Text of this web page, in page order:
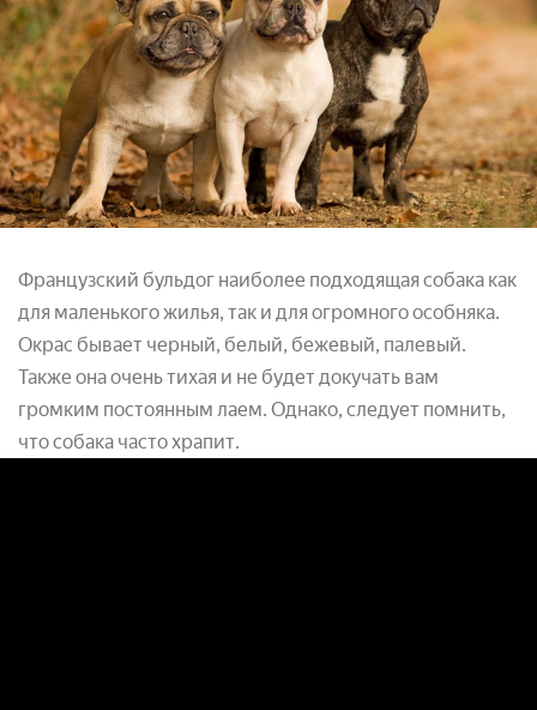
Французский бульдог наиболее подходящая собака как
для маленького жилья, так и для огромного особняка.
Окрас бывает черный, белый, бежевый, палевый.
Также она очень тихая и не будет докучать вам
громким постоянным лаем. Однако, следует помнить,
что собака часто храпит.